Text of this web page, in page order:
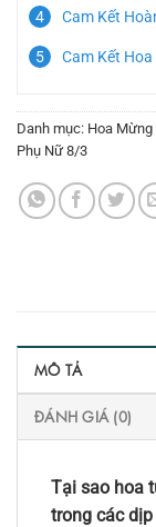
Cam Kết
Cam Kết
Danh mục: Hoa
Phụ Nữ 8/3
MÔ TẢ
ĐÁNH GIÁ (0)
Tại sao hoa
trong các